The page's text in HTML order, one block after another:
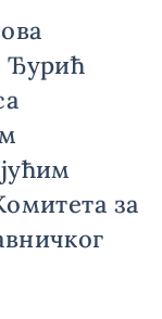
Ђурић
за